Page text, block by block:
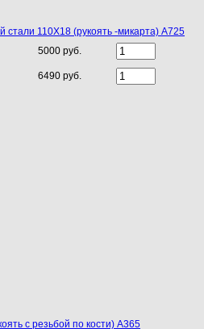
стали 110Х18 (рукоять -микарта) A725
5000 руб.
6490 руб.
с резьбой по кости) A365